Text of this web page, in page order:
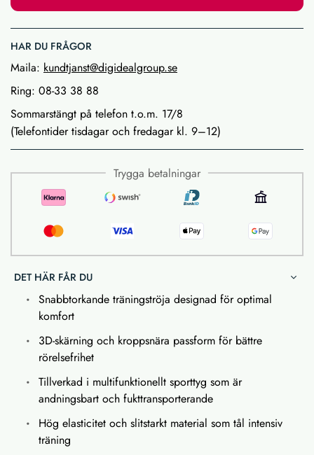
HAR DU FRÅGOR
Maila: kundtjanst@digidealgroup.se
Ring: 08-33 38 88
Sommarstängt på telefon t.o.m. 17/8
(Telefontider tisdagar och fredagar kl. 9–12)
Trygga betalningar
DET HÄR FÅR DU
Snabbtorkande träningströja designad för optimal
komfort
3D-skärning och kroppsnära passform för bättre
rörelsefrihet
Tillverkad i multifunktionellt sporttyg som är
andningsbart och fukttransporterande
Hög elasticitet och slitstarkt material som tål intensiv
träning